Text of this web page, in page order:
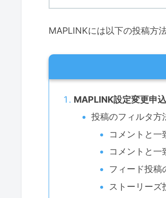
MAPLINKには以下の投稿方
MAPLINK設定変更申
投稿のフィルタ方
コメントと一
コメントと一
フィード投稿
ストーリーズ